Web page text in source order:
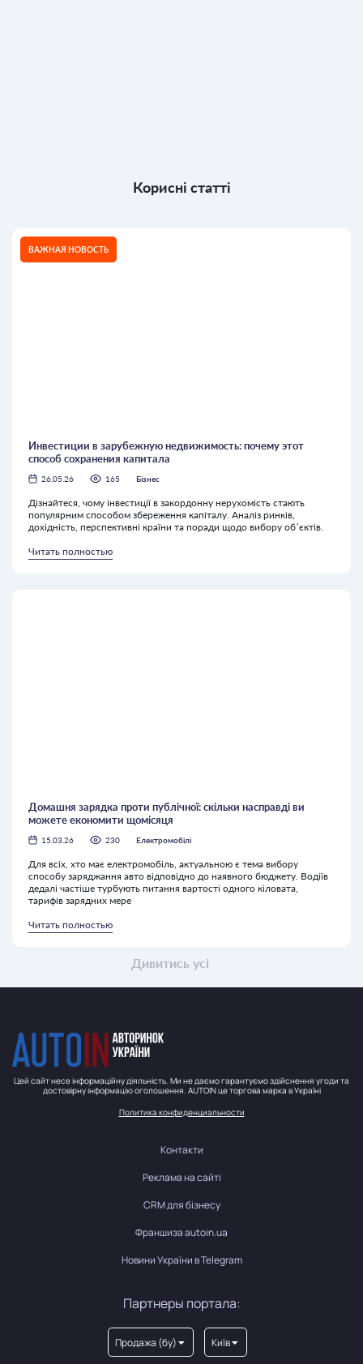
Корисні статті
Дивитись усі
ВАЖНАЯ НОВОСТЬ
Инвестиции в зарубежную недвижимость: почему этот
способ сохранения капитала
26.05.26 165 Бізнес
Дізнайтеся, чому інвестиції в закордонну нерухомість стають
популярним способом збереження капіталу. Аналіз ринків,
дохідність, перспективні країни та поради щодо вибору об’єктів.
Читать полностью
Домашня зарядка проти публічної: скільки насправді ви
можете економити щомісяця
15.03.26 230 Електромобілі
Для всіх, хто має електромобіль, актуальною є тема вибору
способу заряджання авто відповідно до наявного бюджету. Водіїв
дедалі частіше турбують питання вартості одного кіловата,
тарифів зарядних мере
Читать полностью
Цей сайт несе інформаційну діяльність. Ми не даємо гарантуємо здійснення угоди та
достовірну інформацію оголошення. AUTOIN це торгова марка в Україні
Политика конфиденциальности
Контакти
Реклама на сайті
CRM для бізнесу
Франшиза autoin.ua
Новини України в Telegram
Партнеры портала:
Продажа (бу) Київ